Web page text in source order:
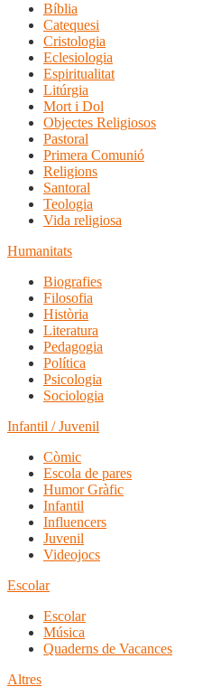
Bíblia
Catequesi
Cristologia
Eclesiologia
Espiritualitat
Litúrgia
Mort i Dol
Objectes Religiosos
Pastoral
Primera Comunió
Religions
Santoral
Teologia
Vida religiosa
Humanitats
Biografies
Filosofia
Història
Literatura
Pedagogia
Política
Psicologia
Sociologia
Infantil / Juvenil
Còmic
Escola de pares
Humor Gràfic
Infantil
Influencers
Juvenil
Videojocs
Escolar
Escolar
Música
Quaderns de Vacances
Altres